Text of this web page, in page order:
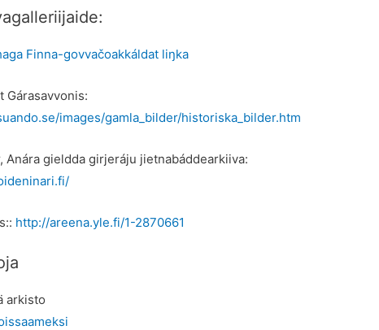
Finna-govvačoakkáldat liŋka
Gárasavvonis:
images/gamla_bilder/historiska_bilder.htm
Anára gieldda girjeráju jietnabáddearkiiva:
http://areena.yle.fi/1-2870661
arkisto